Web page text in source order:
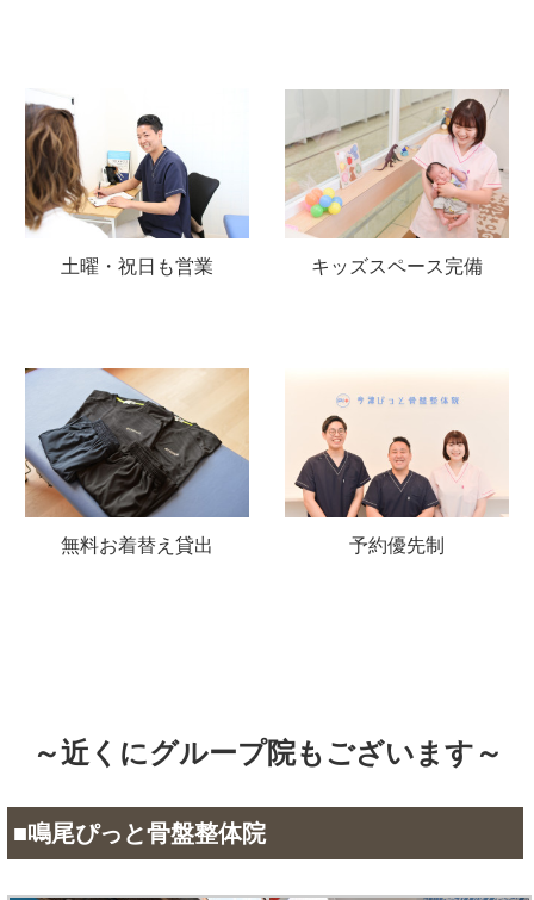
土曜・祝日も営業 キッズスペース完備
無料お着替え貸出 予約優先制
～近くにグループ院もございます～
■鳴尾ぴっと骨盤整体院